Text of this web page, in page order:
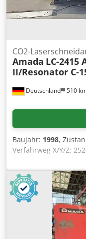
Deutschland 510
CO2-
Amada LC-2415
II/Resonator C-
Baujahr: 1998,
Verfahrweg X/Y/Z:
Blechdimensionen X/
Materialstärke
12mm/6mm/3mm,
5650mm/3650mm/
Betriebsstunden: